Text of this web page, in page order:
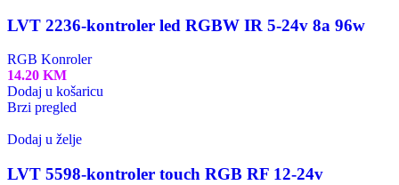
LVT 2236-kontroler led RGBW IR 5-24v 8a 96w
RGB Konroler
14.20 KM
Dodaj u košaricu
Brzi pregled
Dodaj u želje
LVT 5598-kontroler touch RGB RF 12-24v